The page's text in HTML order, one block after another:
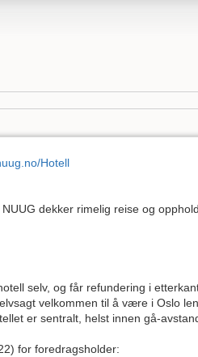
Hotell
dekker rimelig reise og
selv, og får refundering i
velkommen til å være i Oslo
er sentralt, helst innen gå-
for foredragsholder: